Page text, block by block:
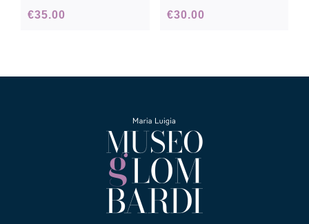
€35.00 €30.00